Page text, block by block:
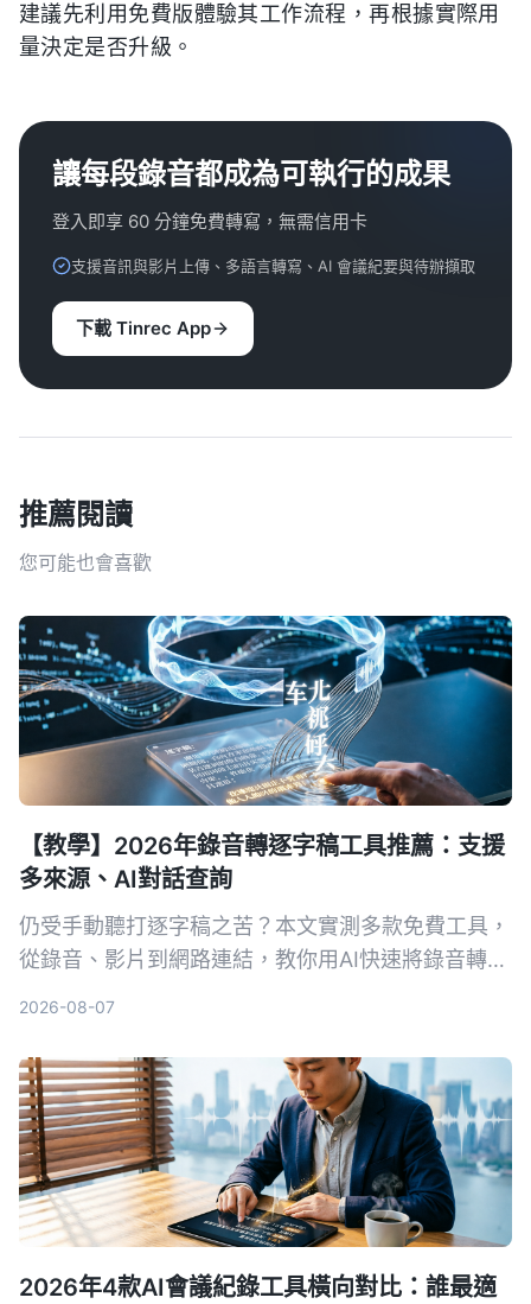
建議先利用免費版體驗其工作流程，再根據實際用
量決定是否升級。
讓每段錄音都成為可執行的成果
登入即享 60 分鐘免費轉寫，無需信用卡
支援音訊與影片上傳、多語言轉寫、AI 會議紀要與待辦擷取
下載 Tinrec App
推薦閱讀
您可能也會喜歡
【教學】2026年錄音轉逐字稿工具推薦：支援
多來源、AI對話查詢
仍受手動聽打逐字稿之苦？本文實測多款免費工具，
從錄音、影片到網路連結，教你用AI快速將錄音轉為
2026-08-07
2026年4款AI會議紀錄工具橫向對比：誰最適